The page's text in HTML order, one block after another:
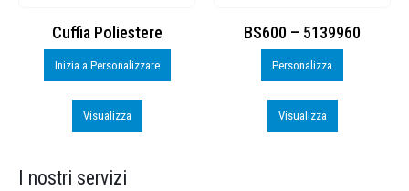
Cuffia Poliestere
Inizia a Personalizzare
Visualizza
BS600 – 5139960
Personalizza
Visualizza
I nostri servizi